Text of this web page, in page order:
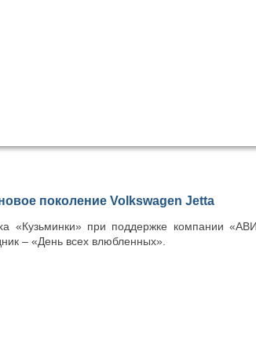
поколение Volkswagen Jetta
«Кузьминки» при поддержке компании
– «День всех влюбленных».